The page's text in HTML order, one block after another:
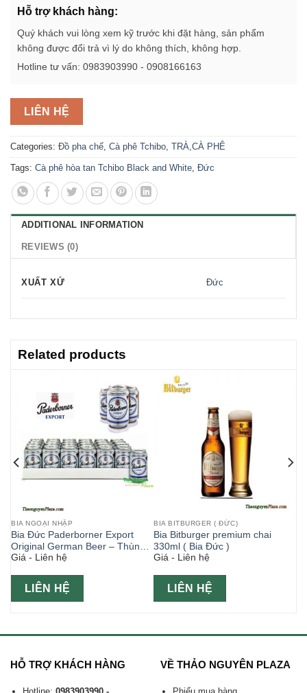
Hỗ trợ khách hàng:
Quý khách vui lòng xem kỹ trước khi đặt hàng, sản phẩm
không được đổi trả vì lý do không thích, không hợp.
Hotline tư vấn: 0983903990 - 0908166163
LIÊN HỆ
Categories: Đồ pha chế Cà phê Tchibo TRÀ,CÀ PHÊ
Tags: Cà phê hòa tan Tchibo Black and White Đức
ADDITIONAL INFORMATION
REVIEWS (0)
XUẤT XỨ Đức
Related products
BIA NGOẠI NHẬP
Bia Đức Paderborner Export
Original German Beer – Thùng
24 lon 330ml
Giá - Liên hệ
LIÊN HỆ
BIA BITBURGER ( ĐỨC)
Bia Bitburger premium chai
330ml ( Bia Đức )
Giá - Liên hệ
LIÊN HỆ
HỖ TRỢ KHÁCH HÀNG VỀ THẢO NGUYÊN PLAZA